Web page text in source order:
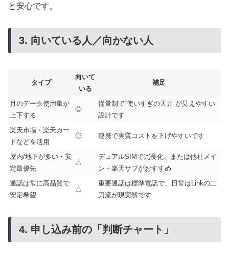
と安心です。
3. 向いている人／向かない人
タイプ
向いて
いる
補足
月のデータ使用量が
上下する
◎
従量制で“使いすぎの天井”が見えやすい
設計です
楽天市場・楽天カー
ドなどを活用
◎ 連携で実質コストを下げやすいです
屋内/地下が多い・安
定最優先
△
デュアルSIMで冗長化、または他社メイ
ン＋楽天サブがおすすめ
通話は常に高品質で
安定希望
△
重要通話は標準電話で、日常はLinkの二
刀流が現実解です
4. 申し込み前の「判断チャート」